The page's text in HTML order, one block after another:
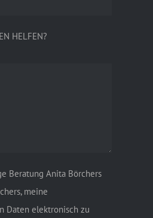
HELFEN?
Beratung Anita Börchers
meine
Daten elektronisch zu